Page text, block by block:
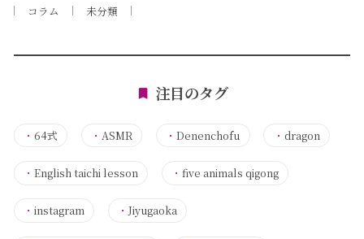
コラム 未分類
注目のタグ
・ 64式 ・ ASMR ・Denenchofu ・ dragon
・ English taichi lesson ・five animals qigong
・ instagram ・Jiyugaoka